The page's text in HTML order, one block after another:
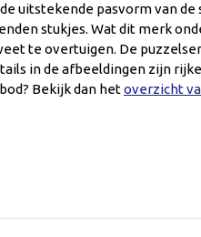
uitstekende pasvorm van de
stukjes. Wat dit merk
te overtuigen. De
in de afbeeldingen zijn
Bekijk dan hetoverzicht